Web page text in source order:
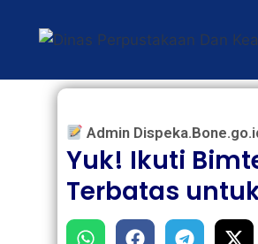
Admin
Yuk! Ikuti
Terbatas